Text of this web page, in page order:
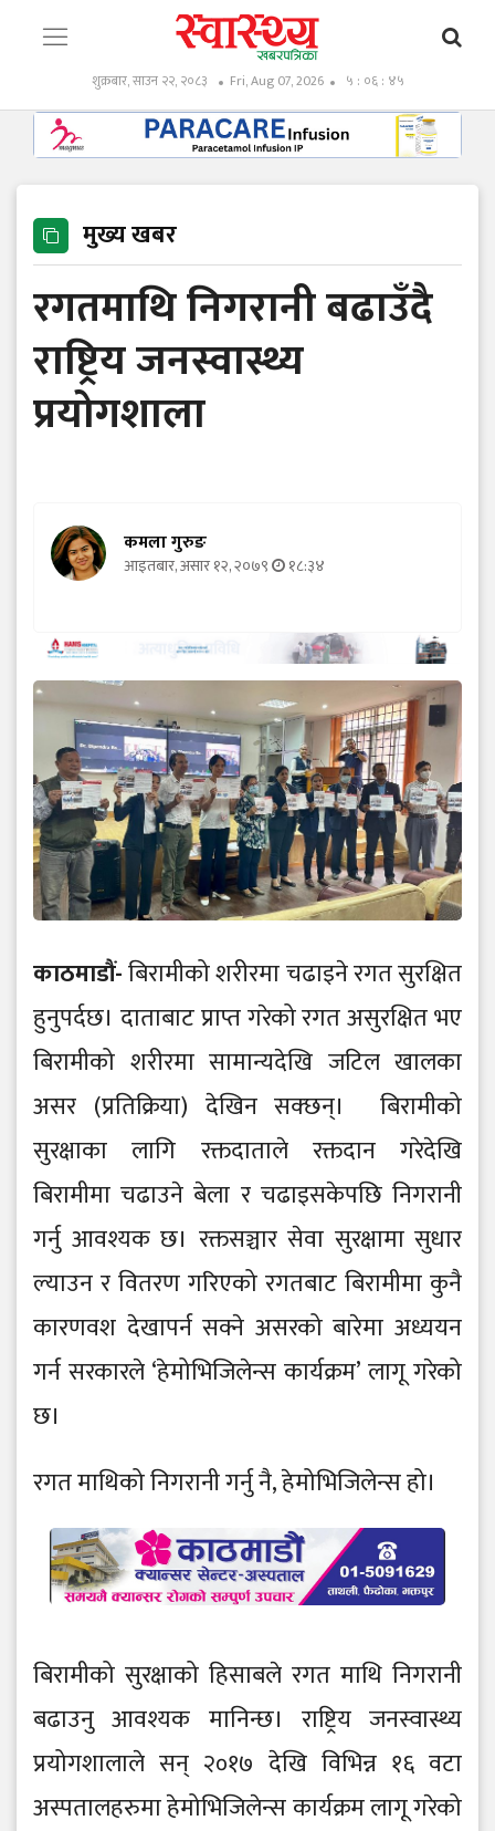
शुक्रबार, साउन २२, २०८३ Fri, Aug 07, 2026 ५ : ०६ : ४७
मुख्य खबर
रगतमाथि निगरानी बढाउँदै
राष्ट्रिय जनस्वास्थ्य
प्रयोगशाला
कमला गुरुङ
आइतबार, असार १२, २०७९ १८:३४
काठमाडौं-बिरामीको शरीरमा चढाइने रगत सुरक्षित
हुनुपर्दछ। दाताबाट प्राप्त गरेको रगत असुरक्षित भए
बिरामीको शरीरमा सामान्यदेखि जटिल खालका
असर (प्रतिक्रिया) देखिन सक्छन्। बिरामीको
सुरक्षाका लागि रक्तदाताले रक्तदान गरेदेखि
बिरामीमा चढाउने बेला र चढाइसकेपछि निगरानी
गर्नु आवश्यक छ। रक्तसञ्चार सेवा सुरक्षामा सुधार
ल्याउन र वितरण गरिएको रगतबाट बिरामीमा कुनै
कारणवश देखापर्न सक्ने असरको बारेमा अध्ययन
गर्न सरकारले ‘हेमोभिजिलेन्स कार्यक्रम’ लागू गरेको
छ।
रगत माथिको निगरानी गर्नु नै, हेमोभिजिलेन्स हो।
बिरामीको सुरक्षाको हिसाबले रगत माथि निगरानी
बढाउनु आवश्यक मानिन्छ। राष्ट्रिय जनस्वास्थ्य
प्रयोगशालाले सन् २०१७ देखि विभिन्न १६ वटा
अस्पतालहरुमा हेमोभिजिलेन्स कार्यक्रम लागू गरेको